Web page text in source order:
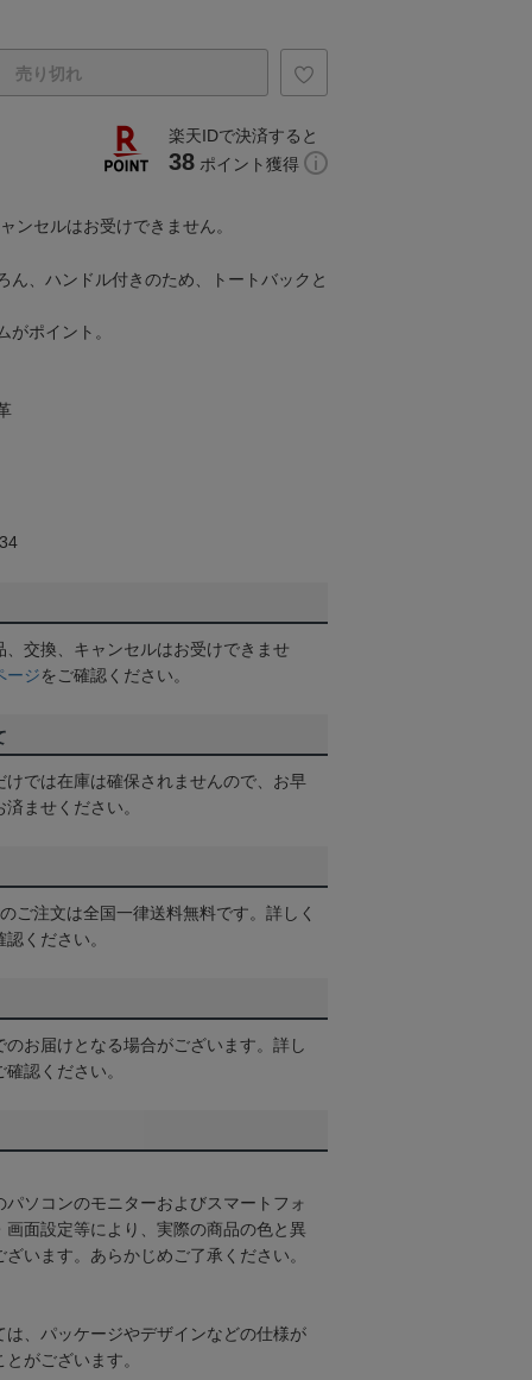
売り切れ
楽天IDで決済すると
38 ポイント獲得
ンセルはお受けできません。
ん、ハンドル付きのため、トートバックと
がポイント。
交換、キャンセルはお受けできませ
ージをご確認ください。
けでは在庫は確保されませんので、お早
ませください。
ご注文は全国一律送料無料です。詳しく
認ください。
お届けとなる場合がございます。詳し
確認ください。
ソコンのモニターおよびスマートフォ
画面設定等により、実際の商品の色と異
います。あらかじめご了承ください。
は、パッケージやデザインなどの仕様が
がございます。